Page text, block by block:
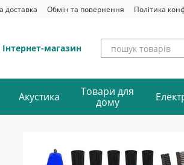
контенту
доставка Обмін та повернення Політика
Інтернет-магазин
Акустика
Товари для
дому